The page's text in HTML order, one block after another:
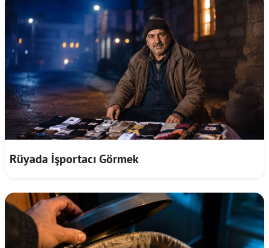
Rüyada İşportacı Görmek